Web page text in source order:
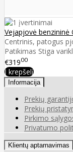
Vejapjovė benzininė
Centrinis, patogus
Patikimas Stiga
€31900
Į krepšelį
Informacija
Prekių
Prekių
Pirkimo
Privatumo
Klientų aptarnavimas